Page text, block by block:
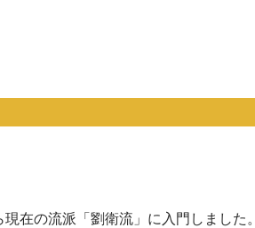
在の流派「劉衛流」に入門しました。